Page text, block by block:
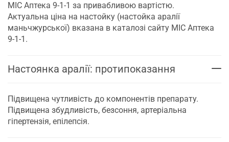
МІС Аптека 9-1-1 за привабливою вартістю.
Актуальна ціна на настойку (настойка аралії
маньчжурської) вказана в каталозі сайту МІС Аптека
9-1-1.
Настоянка аралії: протипоказання
Підвищена чутливість до компонентів препарату.
Підвищена збудливість, безсоння, артеріальна
гіпертензія, епілепсія.